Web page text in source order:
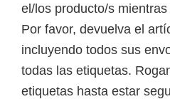
el/los producto/s
Por favor, devuelva el
incluyendo todos sus
todas las etiquetas.
etiquetas hasta estar